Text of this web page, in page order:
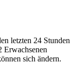
letzten 24 Stunden
Erwachsenen
sich ändern.